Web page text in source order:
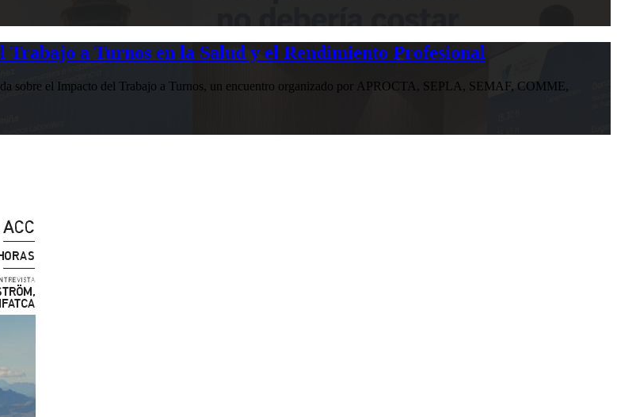
a Turnos en la Salud y el Rendimiento Profesional
sobre el Impacto del Trabajo a Turnos, un encuentro organizado por APROCTA, SEPLA, SEMAF, COMME,